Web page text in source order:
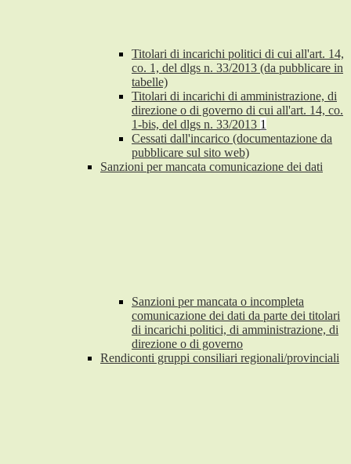
Titolari di incarichi politici di cui all'art. 14,
co. 1, del dlgs n. 33/2013 (da pubblicare in
tabelle)
Titolari di incarichi di amministrazione, di
direzione o di governo di cui all'art. 14, co.
1-bis, del dlgs n. 33/2013 1
Cessati dall'incarico (documentazione da
pubblicare sul sito web)
Sanzioni per mancata comunicazione dei dati
Sanzioni per mancata o incompleta
comunicazione dei dati da parte dei titolari
di incarichi politici, di amministrazione, di
direzione o di governo
Rendiconti gruppi consiliari regionali/provinciali